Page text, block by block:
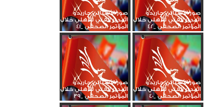
صور الأسباني جاريدو
المدير الفني للأهلي خلال
المؤتمر الصحفي _42
صور الأسباني جاريدو
المدير الفني للأهلي خلال
المؤتمر الصحفي _41
صور الأسباني جاريدو
المدير الفني للأهلي خلال
المؤتمر الصحفي _40
صور الأسباني جاريدو
المدير الفني للأهلي خلال
المؤتمر الصحفي _39